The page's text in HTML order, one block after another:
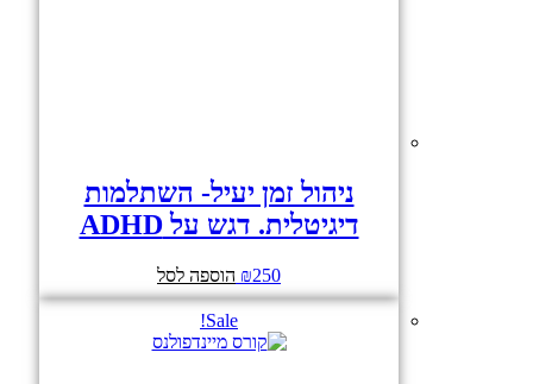
ניהול זמן יעיל- השתלמות
דיגיטלית. דגש על ADHD
₪250 הוספה לסל
Sale!